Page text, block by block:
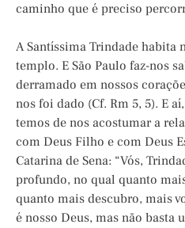
caminho que é preciso
A Santíssima Trindade habita
templo. E São Paulo faz-nos
derramado em nossos
nos foi dado (Cf. Rm 5, 5). E
temos de nos acostumar a
com Deus Filho e com Deus
Catarina de Sena: “Vós,
profundo, no qual quanto
quanto mais descubro, mais
é nosso Deus, mas não